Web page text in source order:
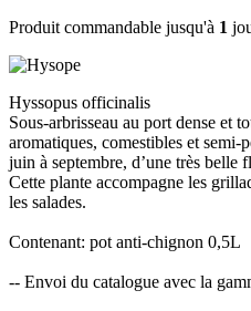
Produit commandable jusqu'à 1
Hyssopus officinalis
Sous-arbrisseau au port dense et
aromatiques, comestibles et semi-
juin à septembre, d’une très belle
Cette plante accompagne les
les salades.
Contenant: pot anti-chignon 0,5L
-- Envoi du catalogue avec la